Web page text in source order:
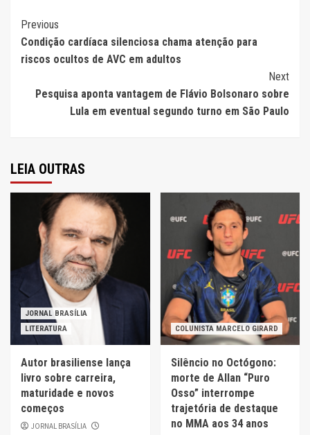
Continue
Reading
Previous
Condição cardíaca silenciosa chama atenção para
riscos ocultos de AVC em adultos
Next
Pesquisa aponta vantagem de Flávio Bolsonaro sobre
Lula em eventual segundo turno em São Paulo
LEIA OUTRAS
JORNAL BRASÍLIA
LITERATURA
Autor brasiliense lança
livro sobre carreira,
maturidade e novos
começos
JORNAL BRASÍLIA
COLUNISTA MARCELO GIRARD
Silêncio no Octógono:
morte de Allan “Puro
Osso” interrompe
trajetória de destaque
no MMA aos 34 anos